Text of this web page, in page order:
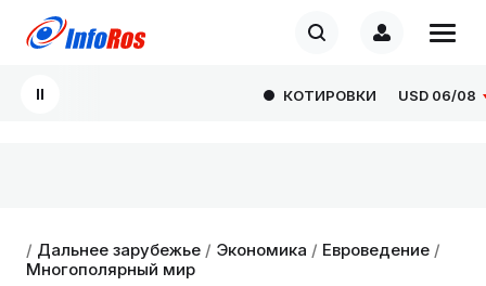
КОТИРОВКИ USD06/08
/ Дальнее зарубежье / Экономика / Евроведение /
Многополярный мир